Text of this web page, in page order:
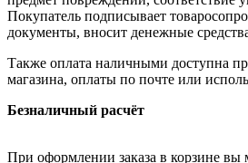
Покупатель подписывает
документы, вносит денежные
Также оплата наличными доступна
магазина, оплаты по почте или
Безналичный расчёт
При оформлении заказа в корзине вы